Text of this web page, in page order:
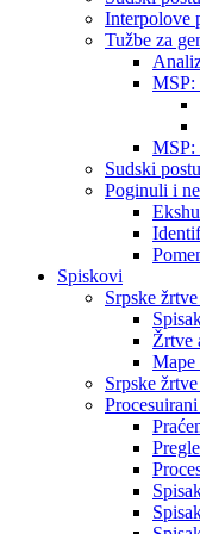
Interpolove
Tužbe za
MSP:
MSP:
Sudski
Poginuli i
Spiskovi
Srpske
Žrtve
Mape
Srpske